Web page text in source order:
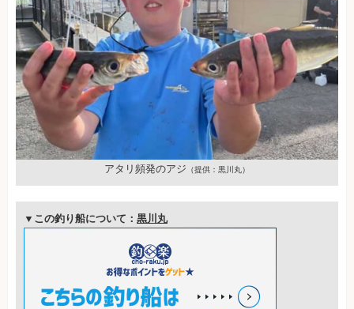
アタリ頻発のアジ （提供：黒川丸）
▼この釣り船について： 黒川丸